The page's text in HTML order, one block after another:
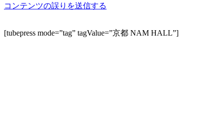
コンテンツの誤りを送信する
[tubepress mode=”tag” tagValue=”京都 NAM HALL”]